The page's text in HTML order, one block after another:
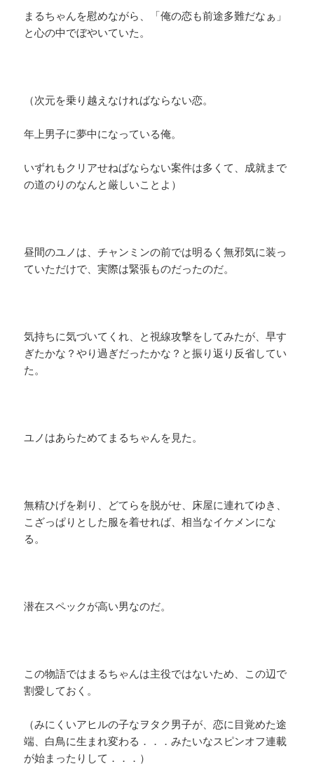
まるちゃんを慰めながら、「俺の恋も前途多難だなぁ」
と心の中でぼやいていた。
（次元を乗り越えなければならない恋。
年上男子に夢中になっている俺。
いずれもクリアせねばならない案件は多くて、成就まで
の道のりのなんと厳しいことよ）
昼間のユノは、チャンミンの前では明るく無邪気に装っ
ていただけで、実際は緊張ものだったのだ。
気持ちに気づいてくれ、と視線攻撃をしてみたが、早す
ぎたかな？やり過ぎだったかな？と振り返り反省してい
た。
ユノはあらためてまるちゃんを見た。
無精ひげを剃り、どてらを脱がせ、床屋に連れてゆき、
こざっぱりとした服を着せれば、相当なイケメンにな
る。
潜在スペックが高い男なのだ。
この物語ではまるちゃんは主役ではないため、この辺で
割愛しておく。
（みにくいアヒルの子なヲタク男子が、恋に目覚めた途
端、白鳥に生まれ変わる．．．みたいなスピンオフ連載
が始まったりして．．．）